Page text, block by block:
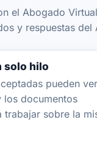
el Abogado
y respuestas
solo hilo
pueden
los documentos
trabajar sobre la